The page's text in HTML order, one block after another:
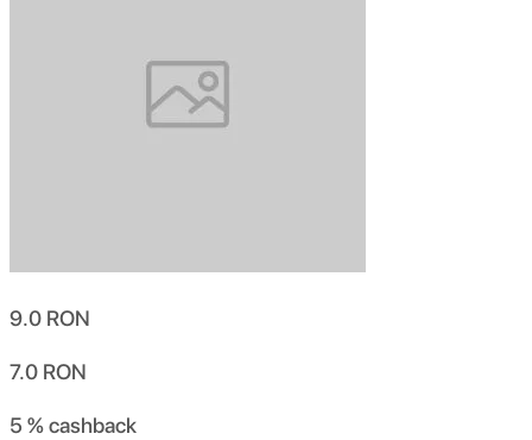
9.0 RON
7.0 RON
5 %cashback